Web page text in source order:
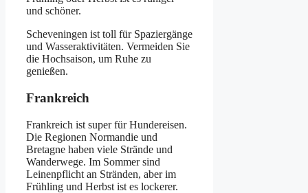
und schöner.
Scheveningen ist toll für Spaziergänge
und Wasseraktivitäten. Vermeiden Sie
die Hochsaison, um Ruhe zu
genießen.
Frankreich
Frankreich ist super für Hundereisen.
Die Regionen Normandie und
Bretagne haben viele Strände und
Wanderwege. Im Sommer sind
Leinenpflicht an Stränden, aber im
Frühling und Herbst ist es lockerer.